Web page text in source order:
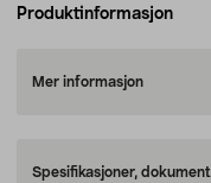
Produktinformasjon
Mer informasjon
Spesifikasjoner,